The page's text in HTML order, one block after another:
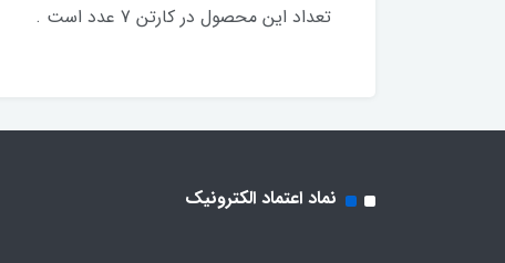
تعداد این محصول در کارتن 7 عدد است .
نماد اعتماد الکترونیک